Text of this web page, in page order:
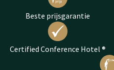
Beste prijsgarantie
Certified Conference Hotel ®